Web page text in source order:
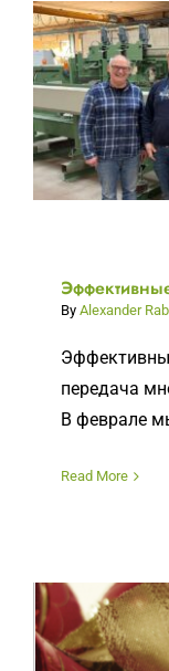
By Alexander
передача
В феврале
Read More